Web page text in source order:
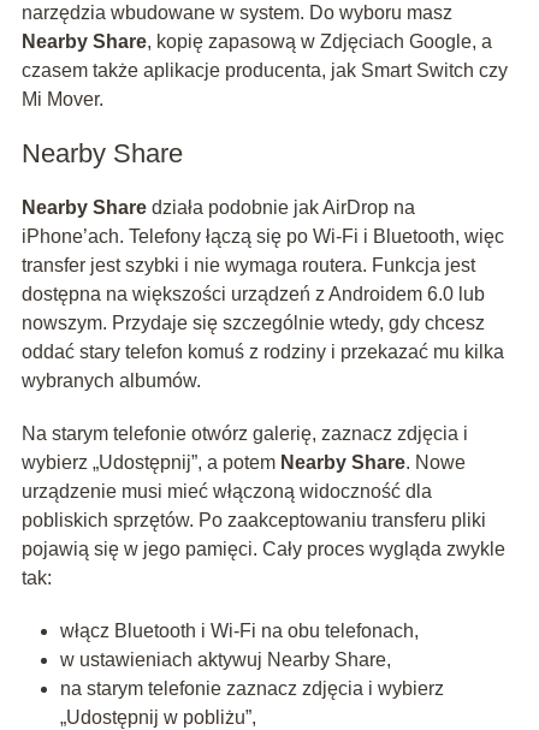
narzędzia wbudowane w system. Do wyboru masz
Nearby Share, kopię zapasową w Zdjęciach Google, a
czasem także aplikacje producenta, jak Smart Switch czy
Mi Mover.
Nearby Share
Nearby Sharedziała podobnie jak AirDrop na
iPhone’ach. Telefony łączą się po Wi‑Fi i Bluetooth, więc
transfer jest szybki i nie wymaga routera. Funkcja jest
dostępna na większości urządzeń z Androidem 6.0 lub
nowszym. Przydaje się szczególnie wtedy, gdy chcesz
oddać stary telefon komuś z rodziny i przekazać mu kilka
wybranych albumów.
Na starym telefonie otwórz galerię, zaznacz zdjęcia i
wybierz „Udostępnij”, a potem Nearby Share. Nowe
urządzenie musi mieć włączoną widoczność dla
pobliskich sprzętów. Po zaakceptowaniu transferu pliki
pojawią się w jego pamięci. Cały proces wygląda zwykle
tak:
włącz Bluetooth i Wi‑Fi na obu telefonach,
w ustawieniach aktywuj Nearby Share,
na starym telefonie zaznacz zdjęcia i wybierz
„Udostępnij w pobliżu”,